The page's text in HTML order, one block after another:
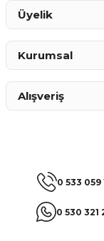
0 533 059
0 530 321
Üyelik
Kurumsal
Alışveriş